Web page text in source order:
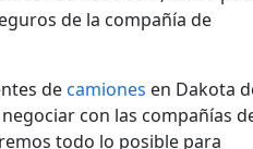
de la compañía de
decamiones en Dakota
con las compañías
todo lo posible para